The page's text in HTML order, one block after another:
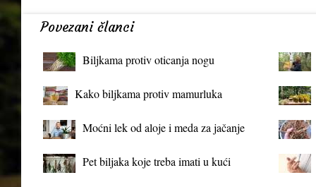
Povezani članci
Biljkama protiv oticanja nogu
Kako biljkama protiv mamurluka
Moćni lek od aloje i meda za jačanje
Pet biljaka koje treba imati u kući